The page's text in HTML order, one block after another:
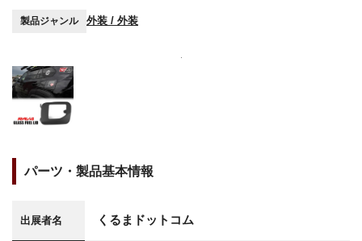
製品ジャンル 外装 / 外装
パーツ・製品基本情報
出展者名 くるまドットコム